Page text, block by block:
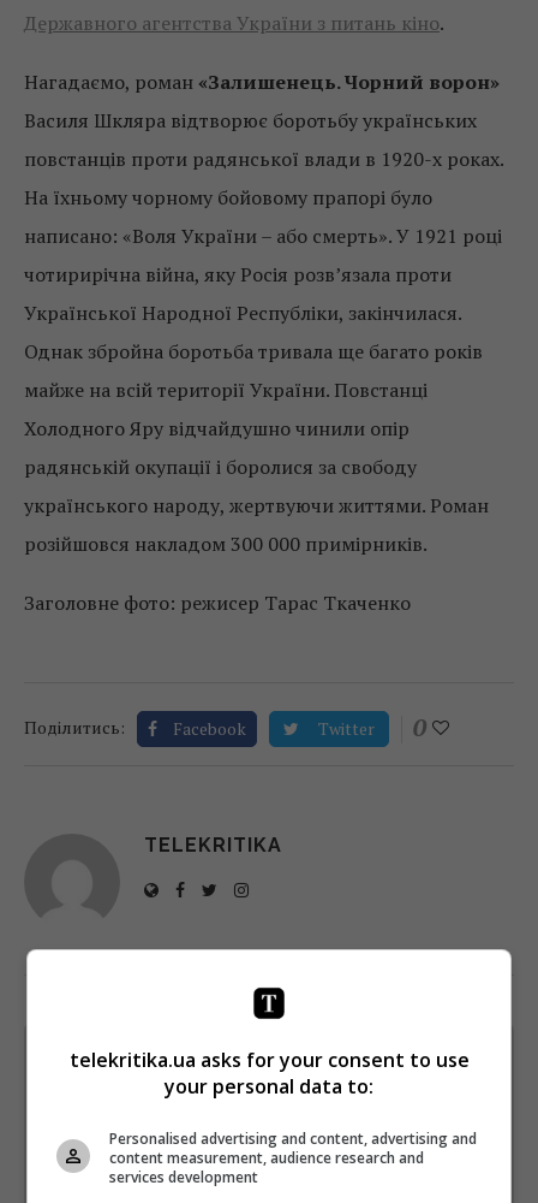
Державного агентства України з питань кіно.
Нагадаємо, роман «Залишенець. Чорний ворон»
Василя Шкляра відтворює боротьбу українських
повстанців проти радянської влади в 1920-х роках.
На їхньому чорному бойовому прапорі було
написано: «Воля України – або смерть». У 1921 році
чотирирічна війна, яку Росія розв’язала проти
Української Народної Республіки, закінчилася.
Однак збройна боротьба тривала ще багато років
майже на всій території України. Повстанці
Холодного Яру відчайдушно чинили опір
радянській окупації і боролися за свободу
українського народу, жертвуючи життями. Роман
розійшовся накладом 300 000 примірників.
Заголовне фото: режисер Тарас Ткаченко
Поділитись: Facebook Twitter 0
TELEKRITIKA
Щотижневий лист з найцікавішим.
Пишемо з любов'ю
!
telekritika.ua asks for your consent to use
your personal data to:
Personalised advertising and content, advertising and
content measurement, audience research and
services development